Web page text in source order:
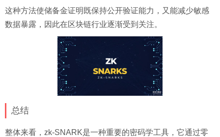
这种方法使储备金证明既保持公开验证能力，又能减少敏感
数据暴露，因此在区块链行业逐渐受到关注。
总结
整体来看，zk-SNARK是一种重要的密码学工具，它通过零